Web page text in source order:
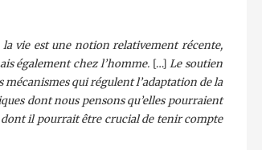
vie est une notion relativement récente,
également chez l’homme.[…]Le soutien
qui régulent l’adaptation de la
dont nous pensons qu’elles pourraient
il pourrait être crucial de tenir compte